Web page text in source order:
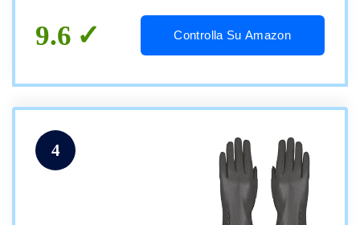
9.6 Controlla Su Amazon
4